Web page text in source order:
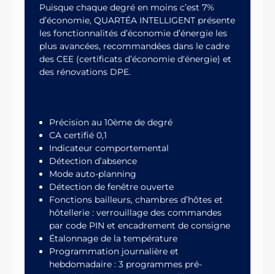
Puisque chaque degré en moins c’est 7%
d’économie, QUARTÉA INTELLIGENT présente
les fonctionnalités d’économie d’énergie les
plus avancées, recommandées dans le cadre
des CEE (certificats d’économie d'énergie) et
des rénovations DPE.
Précision au 10ème de degré
CA certifié 0,1
Indicateur comportemental
Détection d’absence
Mode auto-planning
Détection de fenêtre ouverte
Fonctions bailleurs, chambres d’hôtes et
hôtellerie : verrouillage des commandes
par code PIN et encadrement de consigne
Étalonnage de la température
Programmation journalière et
hebdomadaire : 3 programmes pré-